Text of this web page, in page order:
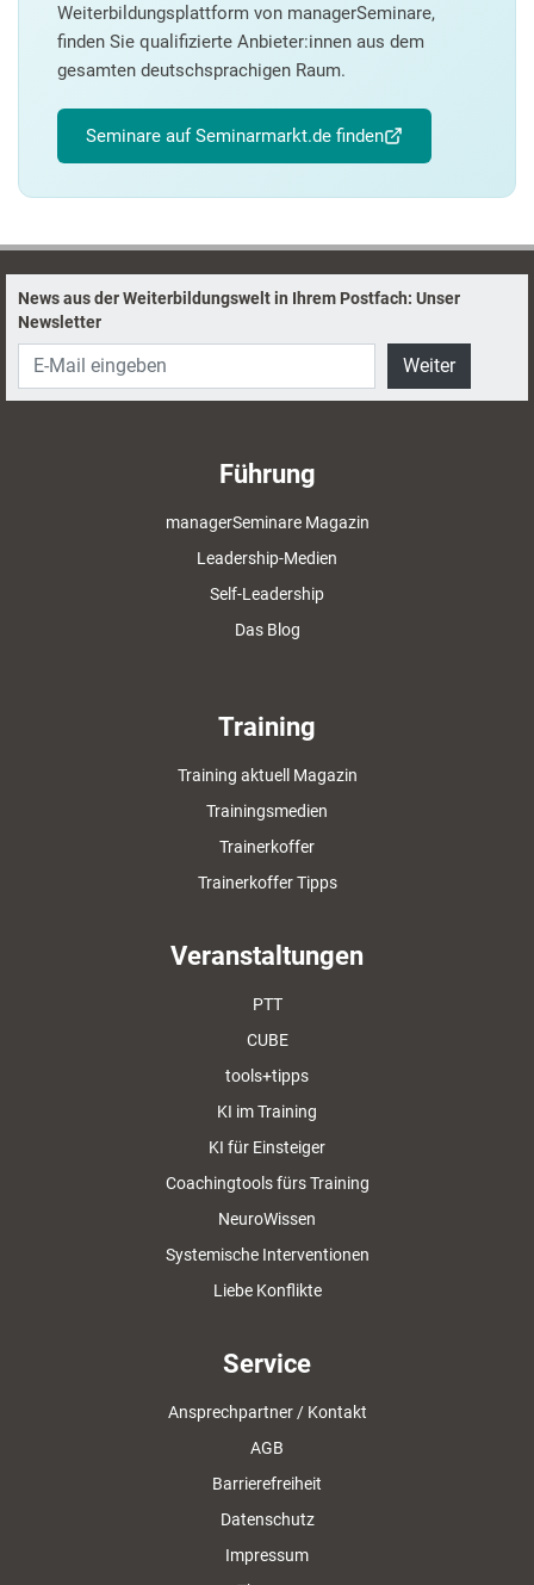
Weiterbildungsplattform von managerSeminare,
finden Sie qualifizierte Anbieter:innen aus dem
gesamten deutschsprachigen Raum.
Seminare auf Seminarmarkt.de finden
News aus der Weiterbildungswelt in Ihrem Postfach: Unser
Newsletter
Weiter
Führung
managerSeminare Magazin
Leadership-Medien
Self-Leadership
Das Blog
Training
Training aktuell Magazin
Trainingsmedien
Trainerkoffer
Trainerkoffer Tipps
Veranstaltungen
PTT
CUBE
tools+tipps
KI im Training
KI für Einsteiger
Coachingtools fürs Training
NeuroWissen
Systemische Interventionen
Liebe Konflikte
Service
Ansprechpartner / Kontakt
AGB
Barrierefreiheit
Datenschutz
Impressum